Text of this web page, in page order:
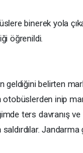
binerek yola
öğrenildi.
belirten
inip
ters davranış
saldırdılar.